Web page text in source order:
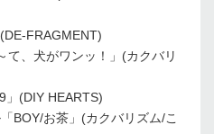
FRAGMENT)
て、犬がワンッ！」(カクバリ
」(DIY HEARTS)
BOY/お茶」(カクバリズム/こ